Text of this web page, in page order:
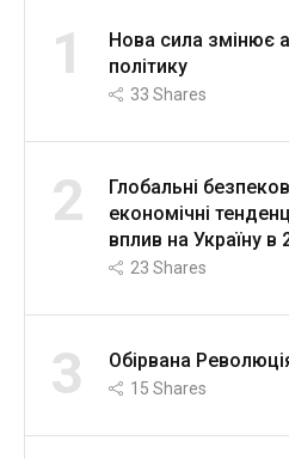
1
Нова сила змінює
політику
33 Shares
2
Глобальні
економічні
вплив на Україну в
23 Shares
3 Обірвана
15 Shares